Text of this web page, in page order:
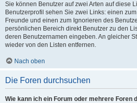
Sie können Benutzer auf zwei Arten auf diese
Benutzerprofil sehen Sie zwei Links: einen
Freunde und einen zum Ignorieren des
persönlichen Bereich direkt Benutzer zu den
deren Benutzernamen eingeben. An gleicher
wieder von den Listen entfernen.
Nach oben
Die Foren durchsuchen
Wie kann ich ein Forum oder mehrere Foren